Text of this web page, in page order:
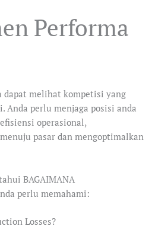
Performa
dapat melihat kompetisi yang
Anda perlu menjaga posisi anda
operasional,
pasar dan mengoptimalkan
BAGAIMANA
perlu memahami:
Losses?